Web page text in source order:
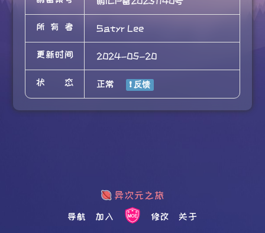
所有者 Satyr Lee
更新时间 2024-05-20
状态 正常
导航 加入 修改 关于